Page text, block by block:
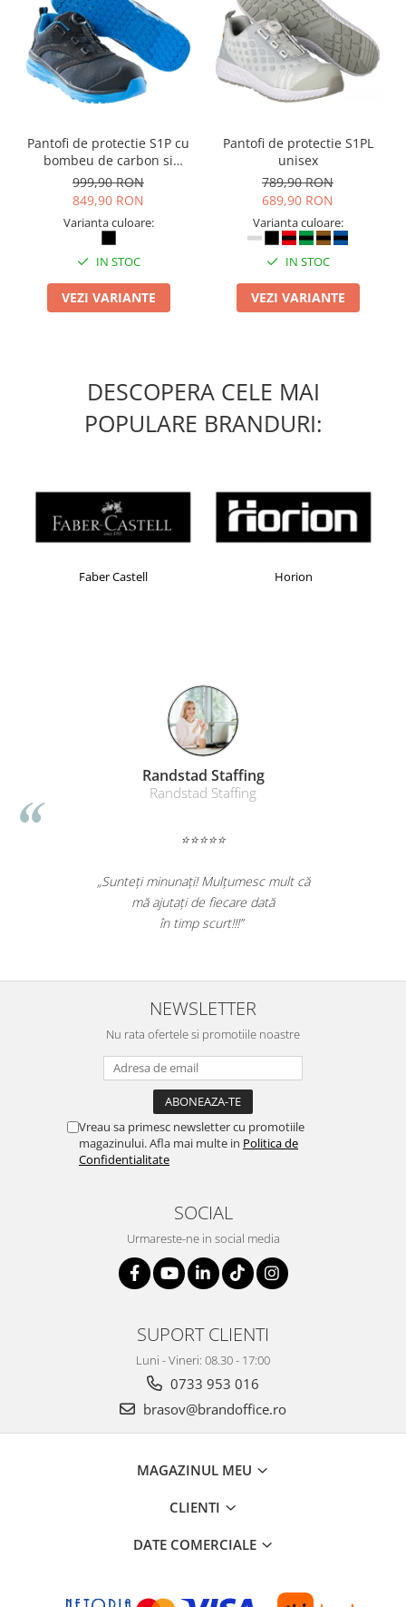
Pantofi de protectie S1P cu
bombeu de carbon si
inchidere BOAÂ® Fit
999,90 RON
849,90 RON
Varianta culoare:
IN STOC
VEZI VARIANTE
Pantofi de protectie S1PL
unisex
789,90 RON
689,90 RON
Varianta culoare:
IN STOC
VEZI VARIANTE
DESCOPERA CELE MAI
POPULARE BRANDURI:
Horion Kensington
Liamed Brasov
„Promotionalele sunt minunate,
colegii mei au fost foarte incantati,
la fel si clientii nostri!”
NEWSLETTER
Nu rata ofertele si promotiile noastre
Vreau sa primesc newsletter cu promotiile
magazinului. Afla mai multe in Politica de
Confidentialitate
SOCIAL
Urmareste-ne in social media
SUPORT CLIENTI
Luni - Vineri: 08.30 - 17:00
0733 953 016
brasov@brandoffice.ro
MAGAZINUL MEU
CLIENTI
DATE COMERCIALE